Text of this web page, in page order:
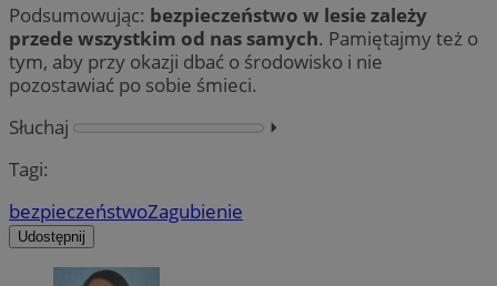
Podsumowując: bezpieczeństwo w lesie zależy
przede wszystkim od nas samych. Pamiętajmy też o
tym, aby przy okazji dbać o środowisko i nie
pozostawiać po sobie śmieci.
Słuchaj
⏵︎
Tagi:
bezpieczeństwoZagubienie
Udostępnij